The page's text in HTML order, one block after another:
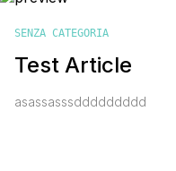
SENZA CATEGORIA
Test Article
asassasssddddddddd